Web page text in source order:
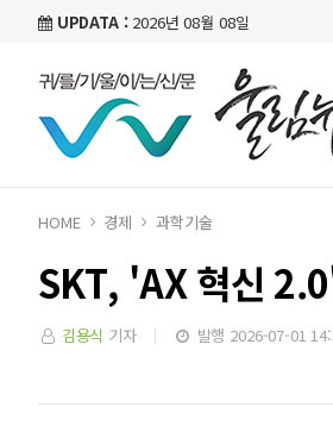
UPDATA :2026년 08월 08일
HOME 경제 과학기술
SKT, 'AX 혁신
김용식 기자 발행 2026-07-01